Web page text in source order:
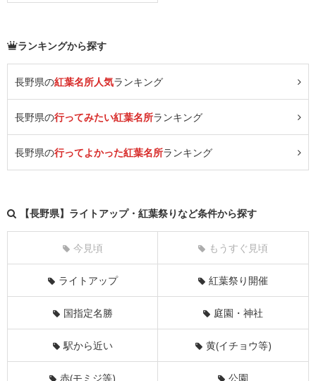
ランキングから探す
長野県の紅葉名所人気ランキング
長野県の行ってみたい紅葉名所ランキング
長野県の行ってよかった紅葉名所ランキング
【長野県】ライトアップ・紅葉祭りなど条件から探す
今見頃 もうすぐ見頃
ライトアップ 紅葉祭り開催
国指定名勝 庭園・神社
駅から近い 黄(イチョウ等)
赤(モミジ等) 公園